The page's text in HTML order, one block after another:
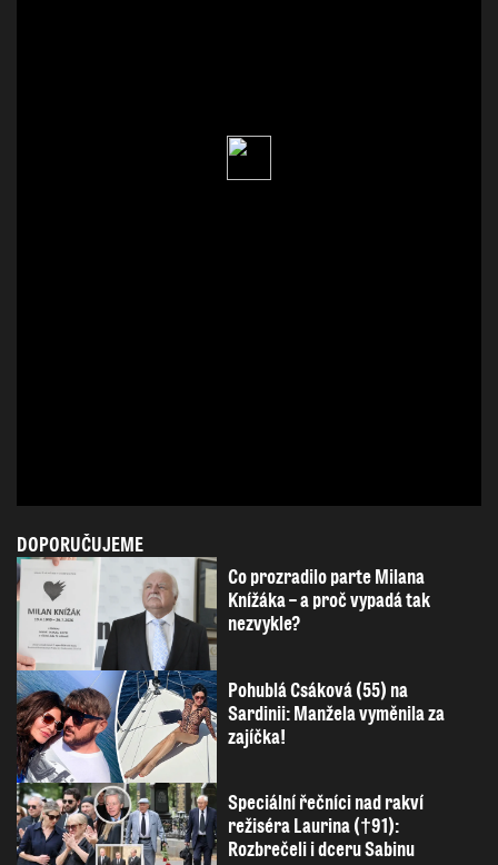
DOPORUČUJEME
Co prozradilo parte Milana
Knížáka – a proč vypadá tak
nezvykle?
Pohublá Csáková (55) na
Sardinii: Manžela vyměnila za
zajíčka!
Speciální řečníci nad rakví
režiséra Laurina (†91):
Rozbrečeli i dceru Sabinu